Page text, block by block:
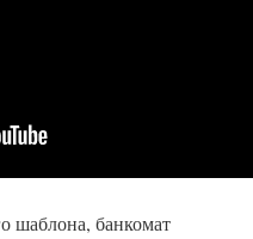
шаблона, банкомат